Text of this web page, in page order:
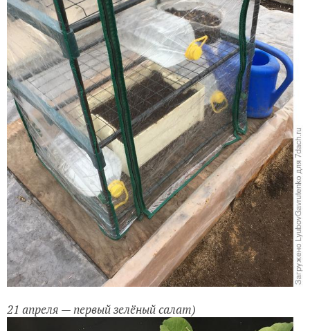
21 апреля — первый зелёный салат)